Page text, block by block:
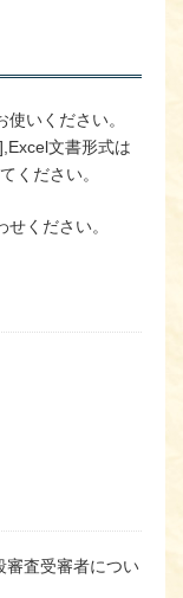
いください。
文書形式は
ください。
ください。
審査受審者につい